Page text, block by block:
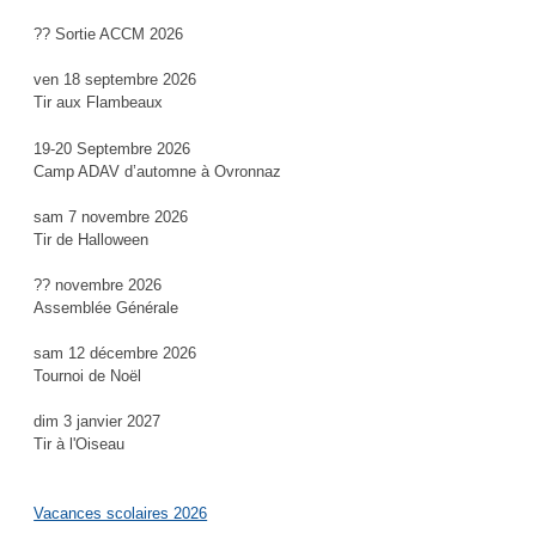
?? Sortie ACCM 2026
ven 18 septembre 2026
Tir aux Flambeaux
19-20 Septembre 2026
Camp ADAV d’automne à Ovronnaz
sam 7 novembre 2026
Tir de Halloween
?? novembre 2026
Assemblée Générale
sam 12 décembre 2026
Tournoi de Noël
dim 3 janvier 2027
Tir à l'Oiseau
Vacances scolaires 2026